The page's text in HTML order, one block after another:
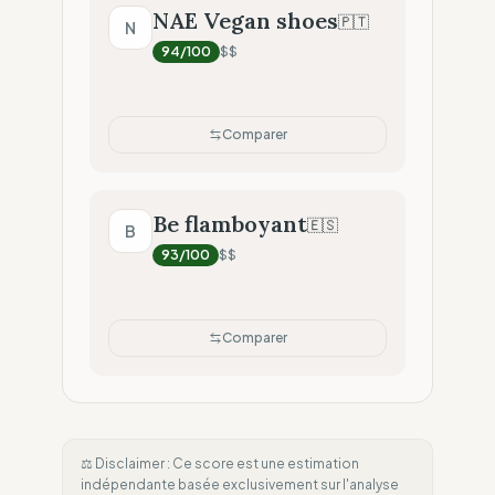
N NAE Vegan shoes🇵🇹
94/100 $$
Comparer
B Be flamboyant🇪🇸
93/100 $$
Comparer
⚖️ Disclaimer : Ce score est une estimation
indépendante basée exclusivement sur l'analyse